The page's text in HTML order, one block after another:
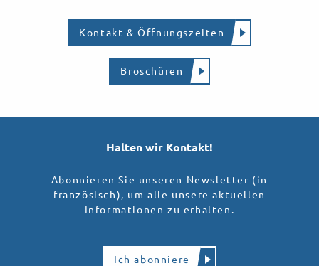
Kontakt & Öffnungszeiten
Broschüren
Halten wir Kontakt!
Abonnieren Sie unseren Newsletter (in
französisch), um alle unsere aktuellen
Informationen zu erhalten.
Ich abonniere